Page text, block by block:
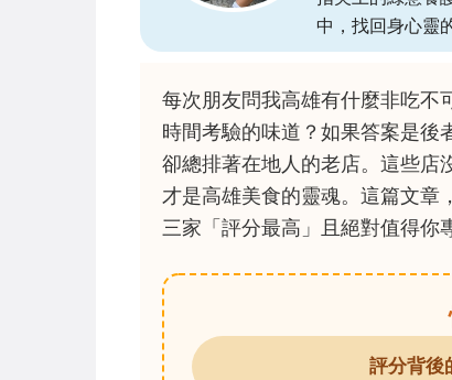
中，找回身心靈
每次朋友問我高雄有什麼非吃不
時間考驗的味道？如果答案是後
卻總排著在地人的老店。這些店
才是高雄美食的靈魂。這篇文章
三家「評分最高」且絕對值得你
評分背後